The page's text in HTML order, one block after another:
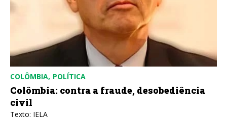
COLÔMBIA POLÍTICA
Colômbia: contra a fraude, desobediência
civil
Texto: IELA